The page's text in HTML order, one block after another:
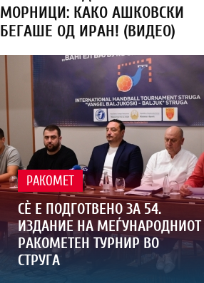
МОРНИЦИ: КАКО АШКОВСКИ
БЕГАШЕ ОД ИРАН! (ВИДЕО)
РАКОМЕТ
СЀ Е ПОДГОТВЕНО ЗА 54.
ИЗДАНИЕ НА МЕЃУНАРОДНИОТ
РАКОМЕТЕН ТУРНИР ВО
СТРУГА